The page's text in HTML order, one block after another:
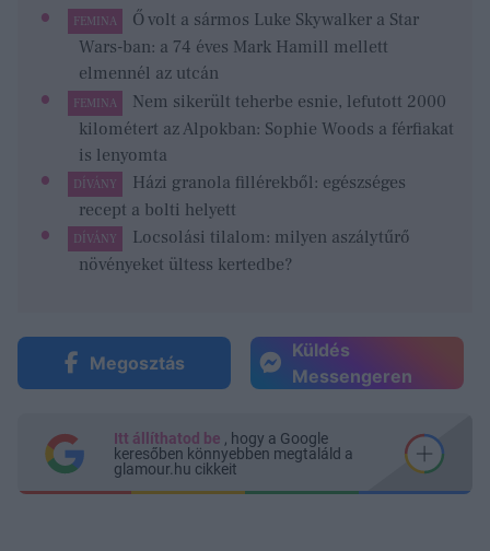
FEMINA
Ő volt a sármos Luke Skywalker a Star
Wars-ban: a 74 éves Mark Hamill mellett
elmennél az utcán
FEMINA
Nem sikerült teherbe esnie, lefutott 2000
kilométert az Alpokban: Sophie Woods a férfiakat
is lenyomta
DÍVÁNY
Házi granola fillérekből: egészséges
recept a bolti helyett
DÍVÁNY
Locsolási tilalom: milyen aszálytűrő
növényeket ültess kertedbe?
Megosztás
Küldés
Messengeren
Itt állíthatod be , hogy a Google
keresőben könnyebben megtaláld a
glamour.hu cikkeit